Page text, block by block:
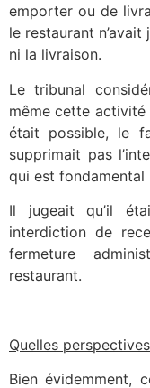
emporter ou de
le restaurant
ni la livraison.
Le tribunal
même cette
était possible, le
supprimait pas
qui est
Il jugeait qu’il
interdiction de
fermeture
restaurant.
Quelles
Bien évidemment,